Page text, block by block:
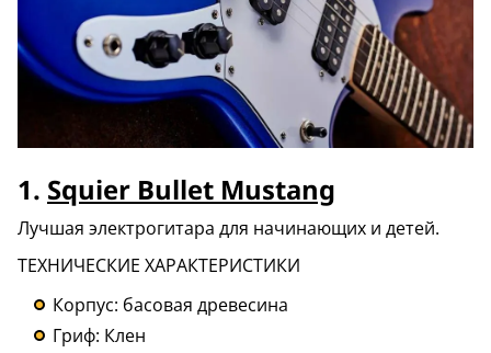
1. Squier Bullet Mustang
Лучшая электрогитара для начинающих и детей.
ТЕХНИЧЕСКИЕ ХАРАКТЕРИСТИКИ
Корпус: басовая древесина
Гриф: Клен